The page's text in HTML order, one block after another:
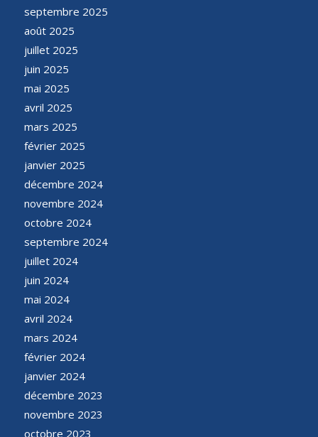
septembre 2025
août 2025
juillet 2025
juin 2025
mai 2025
avril 2025
mars 2025
février 2025
janvier 2025
décembre 2024
novembre 2024
octobre 2024
septembre 2024
juillet 2024
juin 2024
mai 2024
avril 2024
mars 2024
février 2024
janvier 2024
décembre 2023
novembre 2023
octobre 2023